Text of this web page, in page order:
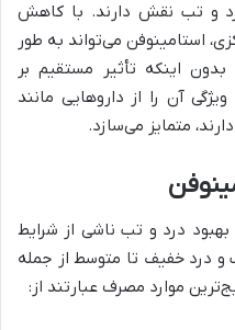
و تب نقش دارند. با کاهش
استامینوفن می‌تواند به طور
اینکه تأثیر مستقیم بر
آن را از داروهایی مانند
متمایز می‌سازد.
درد و تب ناشی از شرایط
درد خفیف تا متوسط از جمله
موارد مصرف عبارتند از: